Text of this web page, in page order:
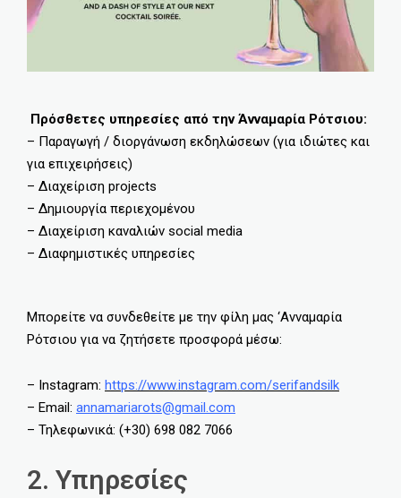
Πρόσθετες υπηρεσίες από την Άνναμαρία Ρότσιου:
– Παραγωγή / διοργάνωση εκδηλώσεων (για ιδιώτες και
για επιχειρήσεις)
– Διαχείριση projects
– Δημιουργία περιεχομένου
– Διαχείριση καναλιών social media
– Διαφημιστικές υπηρεσίες
Μπορείτε να συνδεθείτε με την φίλη μας ‘Ανναμαρία
Ρότσιου για να ζητήσετε προσφορά μέσω:
– Instagram: https://www.instagram.com/serifandsilk
– Email: annamariarots@gmail.com
– Τηλεφωνικά: (+30) 698 082 7066
2. Υπηρεσίες